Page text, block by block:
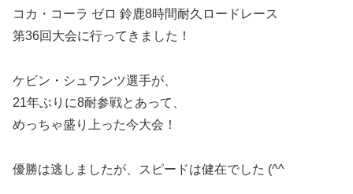
コカ・コーラ ゼロ 鈴鹿8時間耐久ロードレース
第36回大会に行ってきました！
ケビン・シュワンツ選手が、
21年ぶりに8耐参戦とあって、
めっちゃ盛り上った今大会！
優勝は逃しましたが、スピードは健在でした (^^ゞ